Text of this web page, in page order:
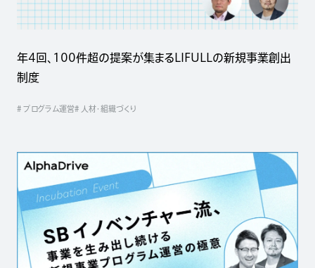
年4回、100件超の提案が集まるLIFULLの新規事業創出
制度
# プログラム運営# 人材・組織づくり